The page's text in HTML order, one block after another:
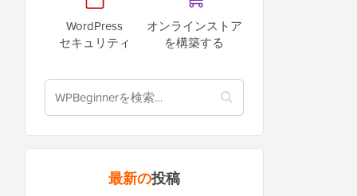
WordPress
セキュリティ
オンラインストア
を構築する
最新の投稿